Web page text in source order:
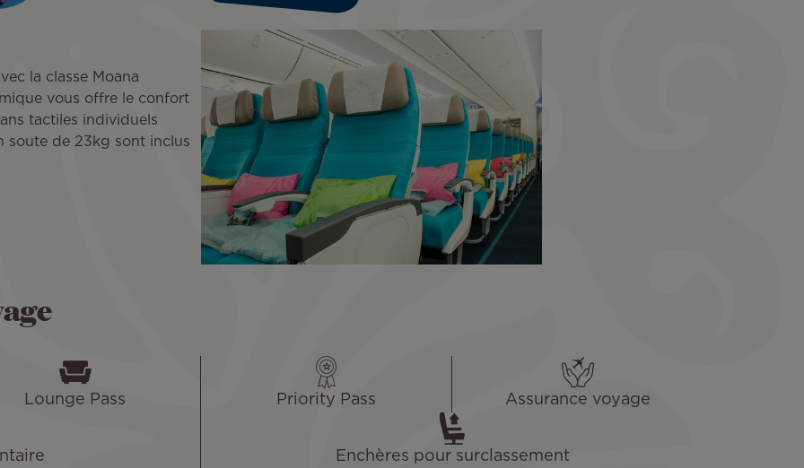
la classe Moana
vous offre le confort
tactiles individuels
soute de 23kg sont inclus
Lounge Pass Priority Pass Assurance voyage
Enchères pour surclassement